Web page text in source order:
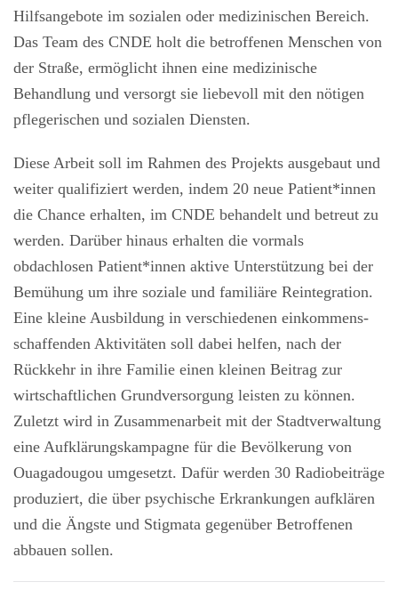
Hilfsangebote im sozialen oder medizinischen Bereich.
Das Team des CNDE holt die betroffenen Menschen von
der Straße, ermöglicht ihnen eine medizinische
Behandlung und versorgt sie liebevoll mit den nötigen
pflegerischen und sozialen Diensten.
Diese Arbeit soll im Rahmen des Projekts ausgebaut und
weiter qualifiziert werden, indem 20 neue Patient*innen
die Chance erhalten, im CNDE behandelt und betreut zu
werden. Darüber hinaus erhalten die vormals
obdachlosen Patient*innen aktive Unterstützung bei der
Bemühung um ihre soziale und familiäre Reintegration.
Eine kleine Ausbildung in verschiedenen einkommens­
schaffenden Aktivitäten soll dabei helfen, nach der
Rückkehr in ihre Familie einen kleinen Beitrag zur
wirtschaftlichen Grundversorgung leisten zu können.
Zuletzt wird in Zusammenarbeit mit der Stadtverwaltung
eine Aufklärungskampagne für die Bevölkerung von
Ouagadougou umgesetzt. Dafür werden 30 Radiobeiträge
produziert, die über psychische Erkrankungen aufklären
und die Ängste und Stigmata gegenüber Betroffenen
abbauen sollen.